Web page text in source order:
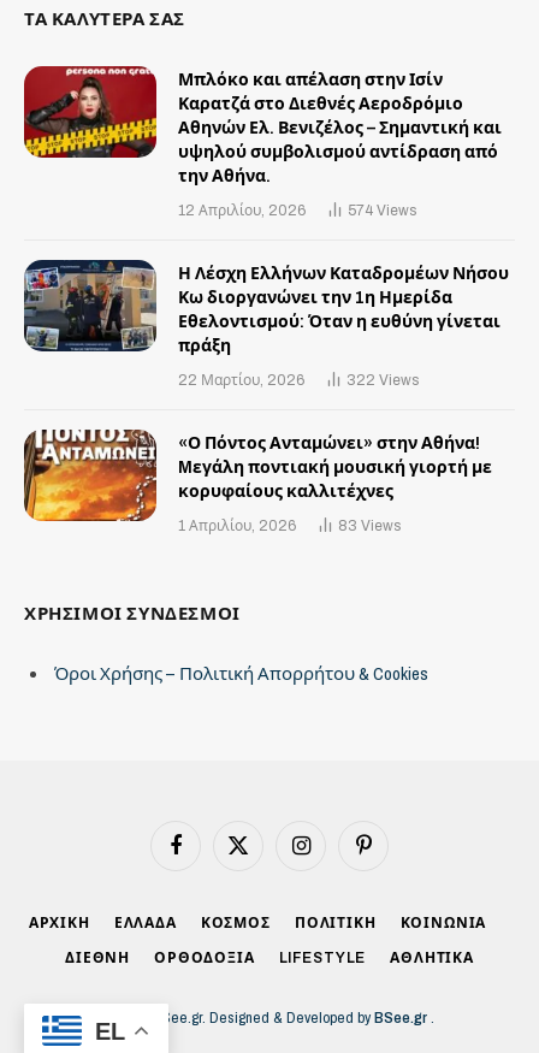
ΤΑ ΚΑΛΥΤΕΡΑ ΣΑΣ
Μπλόκο και απέλαση στην Ισίν
Καρατζά στο Διεθνές Αεροδρόμιο
Αθηνών Ελ. Βενιζέλος – Σημαντική και
υψηλού συμβολισμού αντίδραση από
την Αθήνα.
12 Απριλίου, 2026 574 Views
Η Λέσχη Ελλήνων Καταδρομέων Νήσου
Κω διοργανώνει την 1η Ημερίδα
Εθελοντισμού: Όταν η ευθύνη γίνεται
πράξη
22 Μαρτίου, 2026 322 Views
«Ο Πόντος Ανταμώνει» στην Αθήνα!
Mεγάλη ποντιακή μουσική γιορτή με
κορυφαίους καλλιτέχνες
1 Απριλίου, 2026 83 Views
ΧΡΗΣΙΜΟΙ ΣΥΝΔΕΣΜΟΙ
Όροι Χρήσης – Πολιτική Απορρήτου & Cookies
Facebook X
Instagram Pinterest
ΑΡΧΙΚΗ ΕΛΛΑΔΑ ΚΟΣΜΟΣ ΠΟΛΙΤΙΚΗ ΚΟΙΝΩΝΙΑ
ΔΙΕΘΝΗ ΟΡΘΟΔΟΞΙΑ LIFESTYLE ΑΘΛΗΤΙΚΑ
© 2026 BSee.gr. Designed & Developed byBSee.gr.
EL